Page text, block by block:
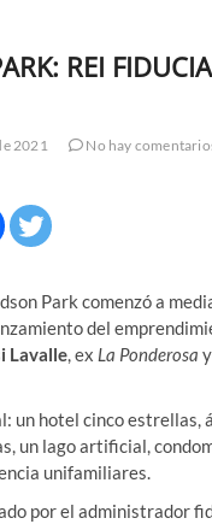
REI
2021 No hay
Park comenzó a
del
Lavalle, ex La Ponderosa
un hotel cinco estrellas,
un lago artificial,
unifamiliares.
por el administrador